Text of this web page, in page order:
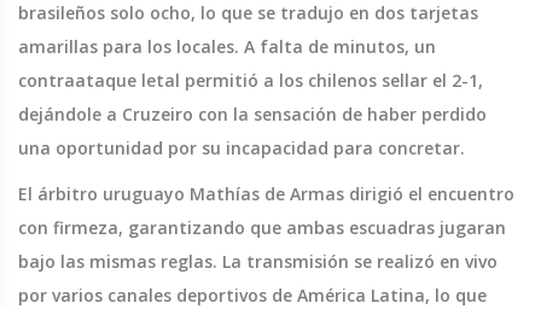
brasileños solo ocho, lo que se tradujo en dos tarjetas
amarillas para los locales. A falta de minutos, un
contraataque letal permitió a los chilenos sellar el 2-1,
dejándole a Cruzeiro con la sensación de haber perdido
una oportunidad por su incapacidad para concretar.
El árbitro uruguayo Mathías de Armas dirigió el encuentro
con firmeza, garantizando que ambas escuadras jugaran
bajo las mismas reglas. La transmisión se realizó en vivo
por varios canales deportivos de América Latina, lo que